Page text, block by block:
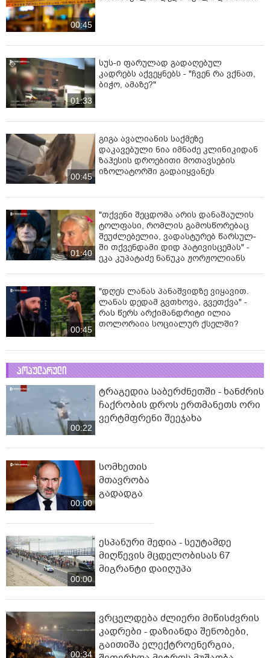
00:45
01:33
სუს-ი ფარულად გადაღებულ
კადრებს აქვეყნებს - "ჩვენ რა ვქნათ,
ბიჭო, ამაზე?"
00:45
გიგა ავალიანის საქმეზე
დაკავებული ნია იმნაძე კლინიკიდან
ზაჰესის დროებითი მოთავსების
იზოლატორში გადაიყვანეს
01:40
"თქვენი შეცდომა არის დანაშაულის
ტოლფასი, რომ­ლის გა­მოს­წო­რე­ბაც
შე­უძ­ლე­ბე­ლია, ვა­დას­ტუ­რებ წარ­სულ­
ში თქვენ­და­მი დიდ პა­ტი­ვის­ცე­მას" -
ეკა კუპატაძე ნანუკა ჟორჟოლიანს
00:45
"დღეს ლანას პანაშვიდზე ვიყავით.
ლანას დედამ გვთხოვა, გვეთქვა" -
რას წერს არქიმანდრიტი ილია
თოლორაია სოციალურ ქსელში?
პოპულარული
00:22
ტრაგედია საბერძნეთში - ხანძრის
ჩაქრობის დროს ერთმანეთს ორი
ვერტმფრენი შეეჯახა
00:00
სომხეთის
მთავრობა
გადადგა
00:00
ესპანური მედია - სეუტამდე
მიღწევის მცდელობისას 67
მიგრანტი დაიღუპა
00:34
ვრცელდება ძლიერი მიწისძვრის
კადრები - დაზიანდა შენობები,
გაითიშა ელექტროენერგია,